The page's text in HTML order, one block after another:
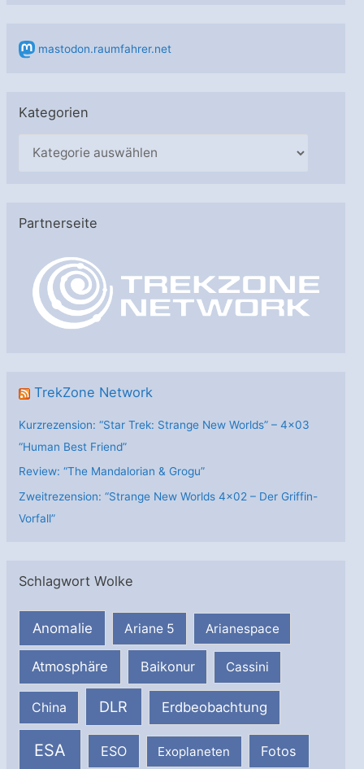
mastodon.raumfahrer.net
Kategorien
g
Partnerseite
TrekZone Network
Kurzrezension: “Star Trek: Strange New Worlds” – 4×03
“Human Best Friend”
Review: “The Mandalorian & Grogu”
Zweitrezension: “Strange New Worlds 4×02 – Der Griffin-
Vorfall”
Schlagwort Wolke
Anomalie Ariane 5 Arianespace
Atmosphäre Baikonur Cassini
China DLR Erdbeobachtung
ESA ESO Exoplaneten Fotos